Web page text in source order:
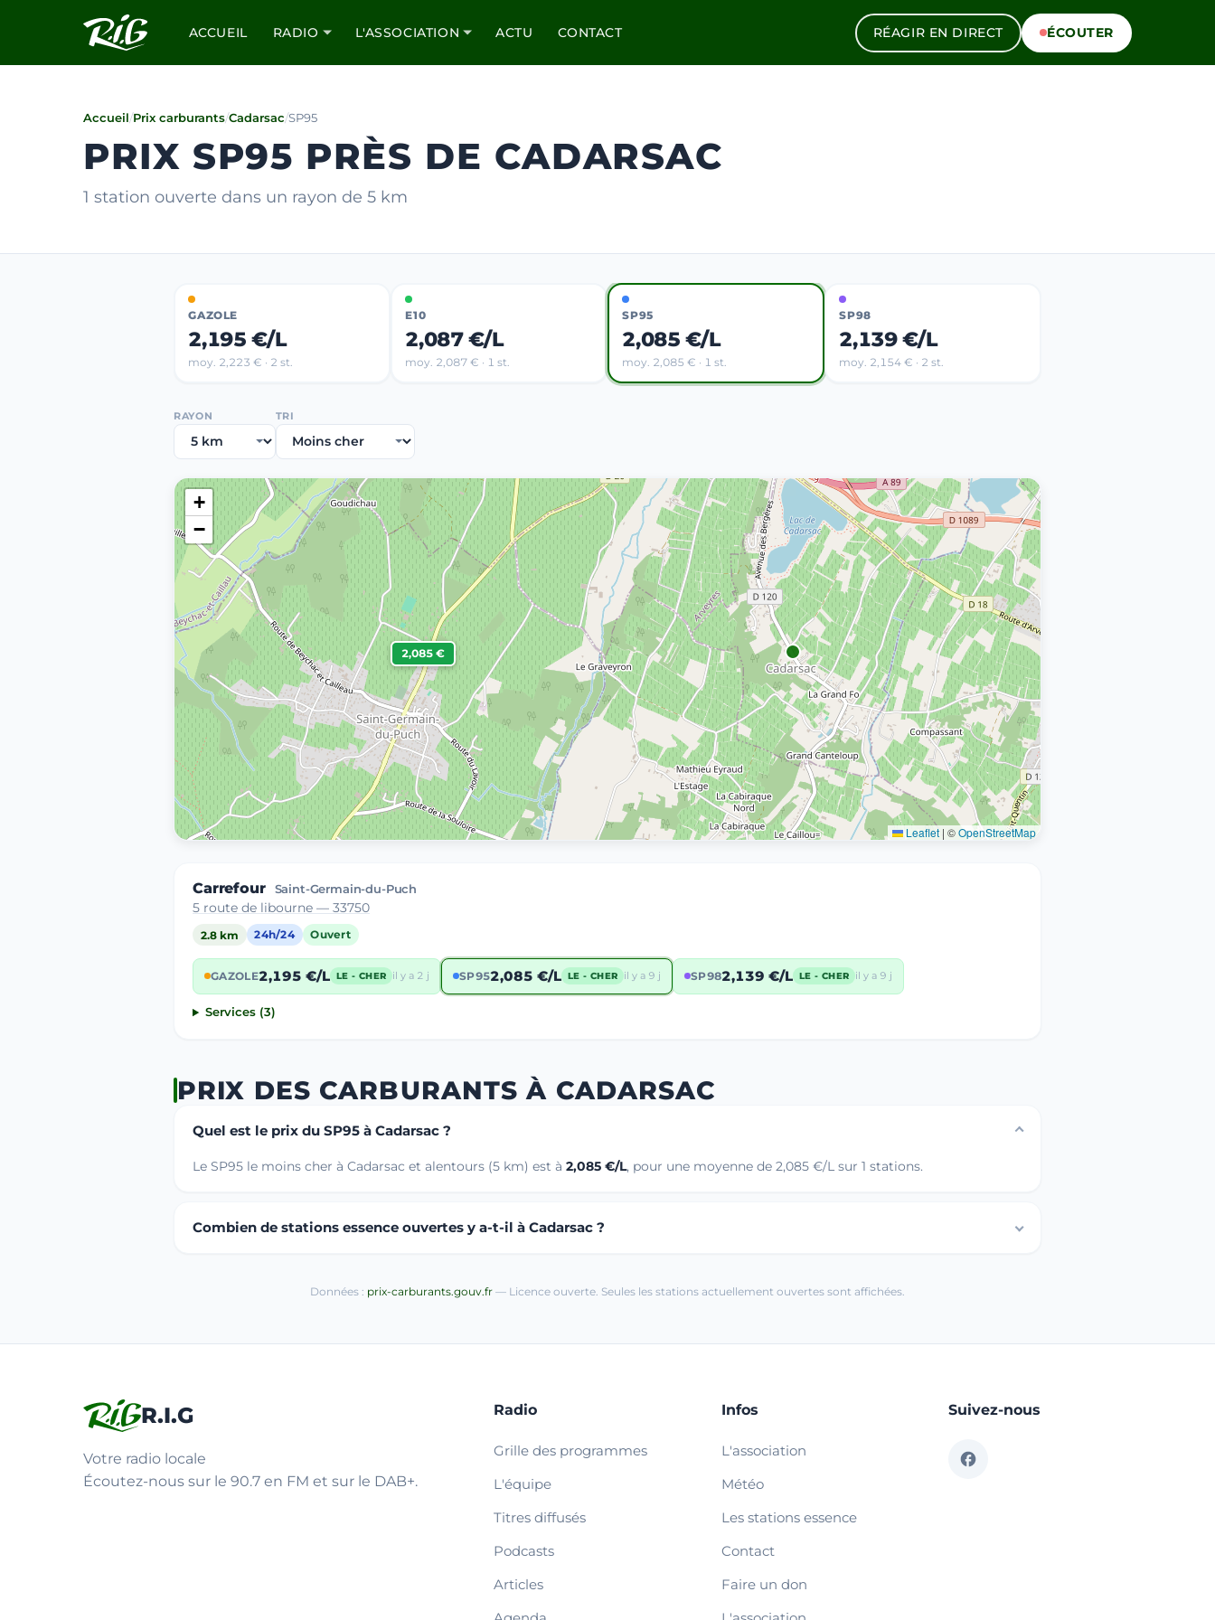
ACCUEIL RADIO L'ASSOCIATION ACTU CONTACT RÉAGIR EN DIRECT ÉCOUTER
Accueil/Prix carburants/Cadarsac/SP95
PRIX SP95 PRÈS DE CADARSAC
1 station ouverte dans un rayon de 5 km
GAZOLE
2,195 €/L
moy. 2,223 € · 2 st.
E10
2,087 €/L
moy. 2,087 € · 1 st.
SP95
2,085 €/L
moy. 2,085 € · 1 st.
SP98
2,139 €/L
moy. 2,154 € · 2 st.
RAYON TRI
2,085 €
+
−
Leaflet | ©OpenStreetMap
Carrefour Saint-Germain-du-Puch
5 route de libourne — 33750
2.8 km 24h/24 Ouvert
GAZOLE2,195 €/L LE - CHER il y a 2 j SP952,085 €/L LE - CHER il y a 9 j SP982,139 €/L LE - CHER il y a 9 j
Services (3)
PRIX DES CARBURANTS À CADARSAC
Quel est le prix du SP95 à Cadarsac ?
Le SP95 le moins cher à Cadarsac et alentours (5 km) est à 2,085 €/L, pour une moyenne de 2,085 €/L sur 1 stations.
Combien de stations essence ouvertes y a-t-il à Cadarsac ?
Données : prix-carburants.gouv.fr — Licence ouverte. Seules les stations actuellement ouvertes sont affichées.
R.I.G
Votre radio locale
Écoutez-nous sur le 90.7 en FM et sur le DAB+.
Radio
Grille des programmes
L'équipe
Titres diffusés
Podcasts
Articles
Infos
L'association
Météo
Les stations essence
Contact
Faire un don
Suivez-nous